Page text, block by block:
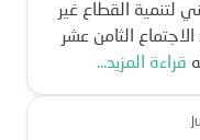
لتنمية القطاع غير
الثامن عشر
قراءة المزيد...